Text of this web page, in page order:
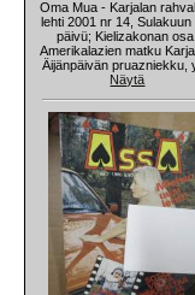
Oma Mua - Karjalan
lehti 2001 nr 14, Sulakuun
päivü; Kielizakonan osa,
Amerikalazien matku
Äijänpäivän pruazniekku,
Näytä